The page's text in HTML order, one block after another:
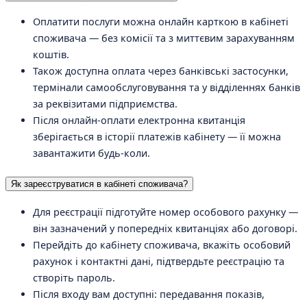
Оплатити послуги можна онлайн карткою в кабінеті
споживача — без комісії та з миттєвим зарахуванням
коштів.
Також доступна оплата через банківські застосунки,
термінали самообслуговування та у відділеннях банків
за реквізитами підприємства.
Після онлайн-оплати електронна квитанція
зберігається в історії платежів кабінету — її можна
завантажити будь-коли.
Як зареєструватися в кабінеті споживача?
Для реєстрації підготуйте номер особового рахунку —
він зазначений у попередніх квитанціях або договорі.
Перейдіть до кабінету споживача, вкажіть особовий
рахунок і контактні дані, підтвердьте реєстрацію та
створіть пароль.
Після входу вам доступні: передавання показів,